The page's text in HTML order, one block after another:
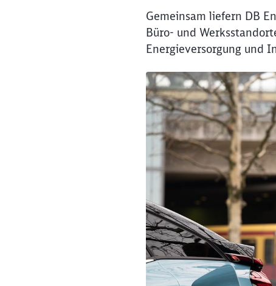
Gemeinsam liefern DB
Büro- und
Energieversorgung und